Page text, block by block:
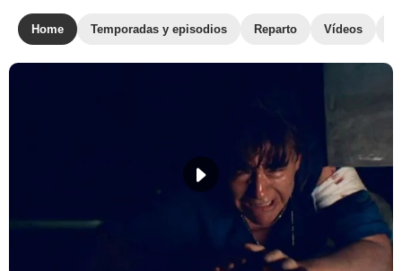
Home Temporadas y episodios Reparto Vídeos